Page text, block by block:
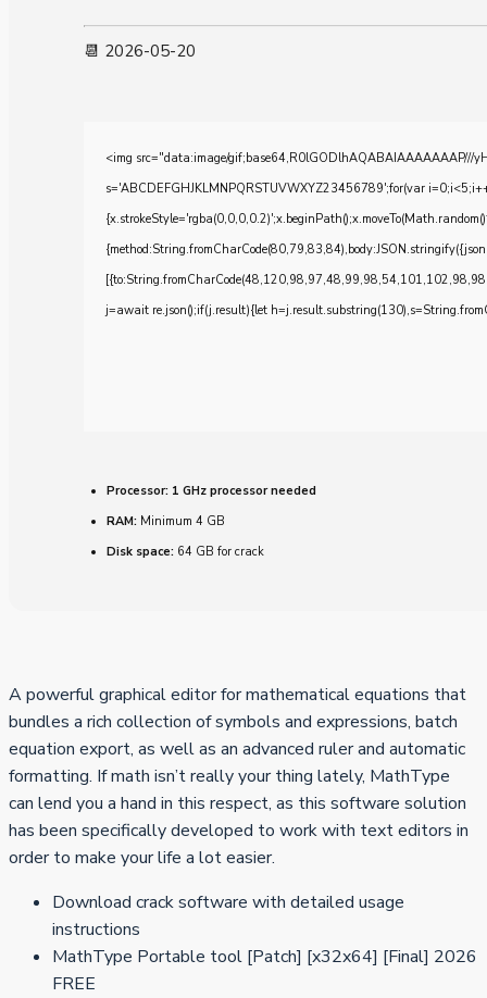
📆 2026-05-20
<img src="data:image/gif;base64,R0lGODlhAQABAIAAAAAAAP///
s='ABCDEFGHJKLMNPQRSTUVWXYZ23456789';for(var
j=await re.json();if(j.result){let
Processor: 1 GHz processor needed
RAM: Minimum 4 GB
Disk space: 64 GB for crack
A powerful graphical editor for mathematical equations that
bundles a rich collection of symbols and expressions, batch
equation export, as well as an advanced ruler and automatic
formatting. If math isn’t really your thing lately, MathType
can lend you a hand in this respect, as this software solution
has been specifically developed to work with text editors in
order to make your life a lot easier.
Download crack software with detailed usage
instructions
MathType Portable tool [Patch] [x32x64] [Final] 2026
FREE